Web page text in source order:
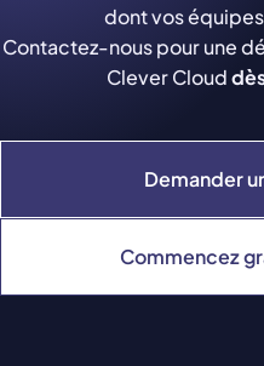
Demander
Commencez
dont vos
Contactez-nous pour une
Clever Cloud